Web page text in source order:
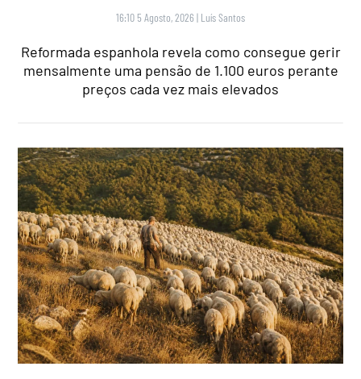
16:10 5 Agosto, 2026 | Luís Santos
Reformada espanhola revela como consegue gerir
mensalmente uma pensão de 1.100 euros perante
preços cada vez mais elevados